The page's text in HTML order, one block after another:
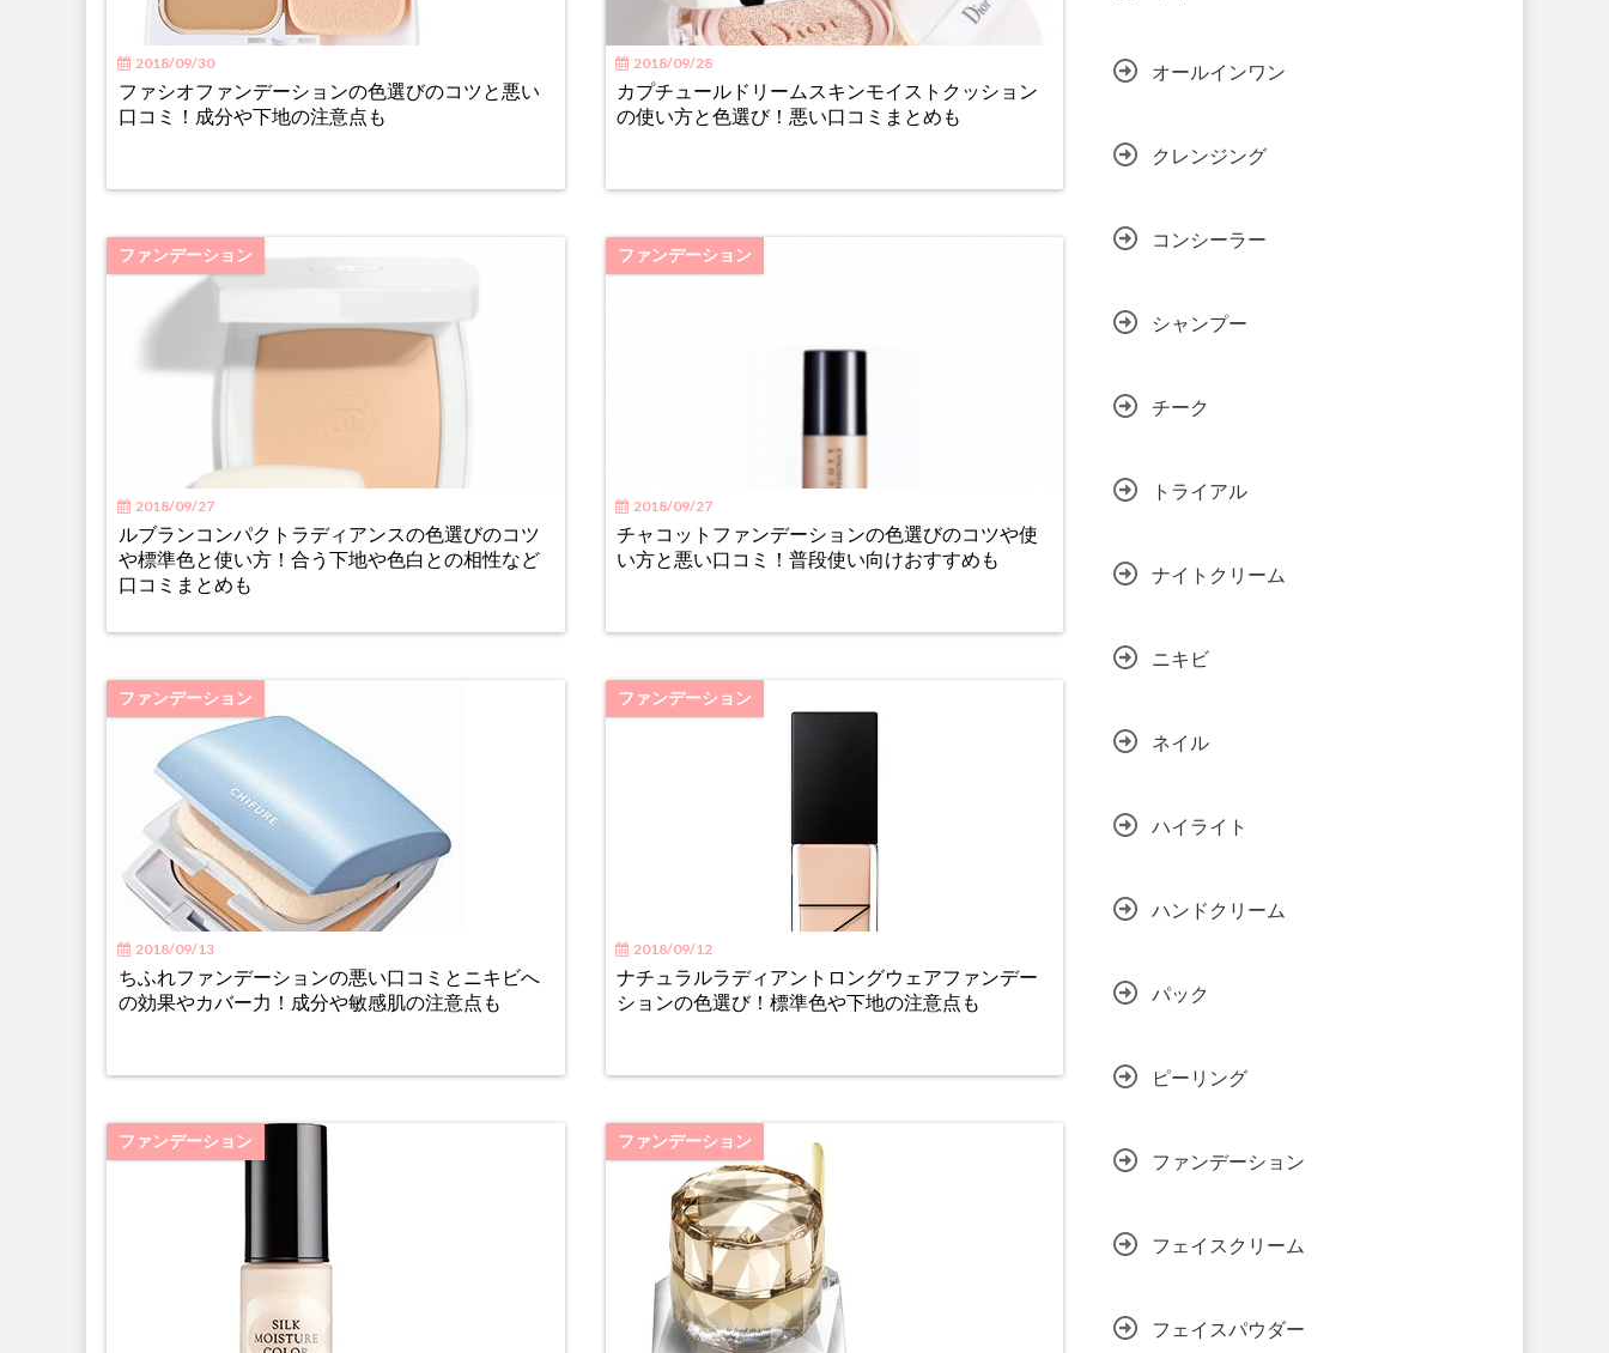
2018/09/30
ファシオファンデーションの色選びのコツと悪い
口コミ！成分や下地の注意点も
2018/09/28
カプチュールドリームスキンモイストクッション
の使い方と色選び！悪い口コミまとめも
ファンデーション
2018/09/27
ルブランコンパクトラディアンスの色選びのコツ
や標準色と使い方！合う下地や色白との相性など
口コミまとめも
ファンデーション
2018/09/27
チャコットファンデーションの色選びのコツや使
い方と悪い口コミ！普段使い向けおすすめも
ファンデーション
2018/09/13
ちふれファンデーションの悪い口コミとニキビへ
の効果やカバー力！成分や敏感肌の注意点も
ファンデーション
2018/09/12
ナチュラルラディアントロングウェアファンデー
ションの色選び！標準色や下地の注意点も
ファンデーション ファンデーション
オールインワン
クレンジング
コンシーラー
シャンプー
チーク
トライアル
ナイトクリーム
ニキビ
ネイル
ハイライト
ハンドクリーム
パック
ピーリング
ファンデーション
フェイスクリーム
フェイスパウダー